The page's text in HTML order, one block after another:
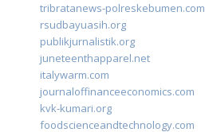
tribratanews-polreskebumen.com
rsudbayuasih.org
publikjurnalistik.org
juneteenthapparel.net
italywarm.com
journaloffinanceeconomics.com
kvk-kumari.org
foodscienceandtechnology.com